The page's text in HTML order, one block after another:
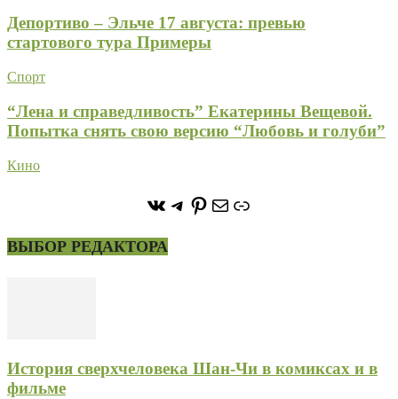
Депортиво – Эльче 17 августа: превью
стартового тура Примеры
Спорт
“Лена и справедливость” Екатерины Вещевой.
Попытка снять свою версию “Любовь и голуби”
Кино
https://vk.com/
https://t.me/stoneforest
https://
ПочтаСсылка
ВЫБОР РЕДАКТОРА
История сверхчеловека Шан-Чи в комиксах и в
фильме